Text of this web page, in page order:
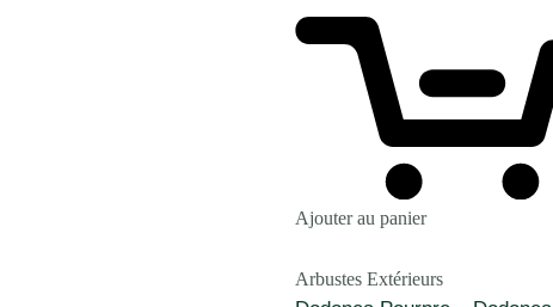
Ajouter au panier
Arbustes Extérieurs